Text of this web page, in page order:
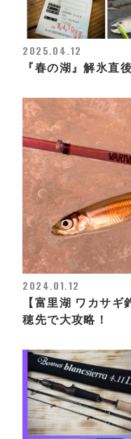
2025.04.12
『春の湖』解氷直
2024.01.12
【富里湖 ワカサ
穂先で大攻略！